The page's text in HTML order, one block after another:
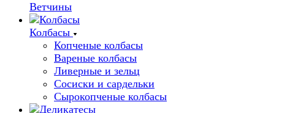
Ветчины
Колбасы
Копченые колбасы
Вареные колбасы
Ливерные и зельц
Сосиски и сардельки
Сырокопченые колбасы